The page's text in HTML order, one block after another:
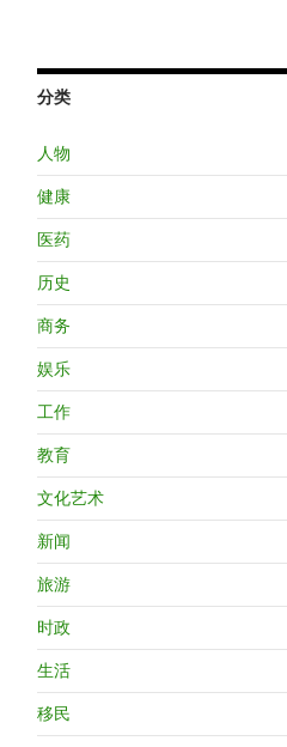
分类
人物
健康
医药
历史
商务
娱乐
工作
教育
文化艺术
新闻
旅游
时政
生活
移民